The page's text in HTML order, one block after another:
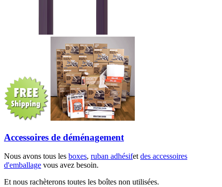
Accessoires de déménagement
Nous avons tous les boxes, ruban adhésifetdes accessoires
d'emballage vous avez besoin.
Et nous rachèterons toutes les boîtes non utilisées.